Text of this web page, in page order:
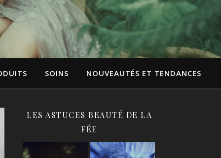
SOINS NOUVEAUTÉS ET TENDANCES
LES ASTUCES BEAUTÉ DE LA
FÉE